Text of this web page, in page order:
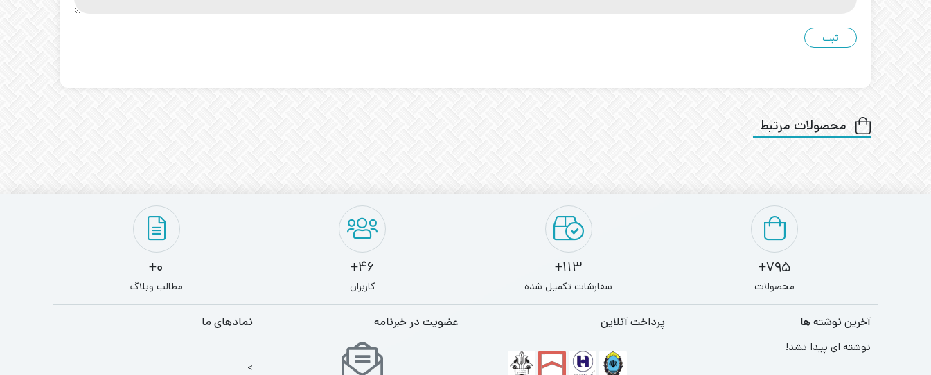
محصولات مرتبط
795+
محصولات
113+
سفارشات تکمیل شده
46+
کاربران
0+
مطالب وبلاگ
آخرین نوشته ها
نوشته ای پیدا نشد!
پرداخت آنلاین عضویت در خبرنامه نمادهای ما
>